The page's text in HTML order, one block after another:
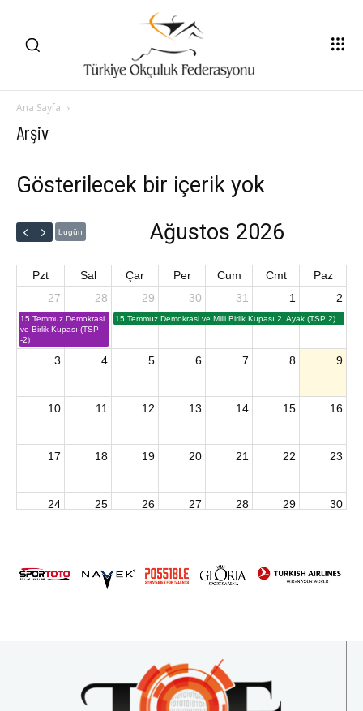
Ana Sayfa
Arşiv
Gösterilecek bir içerik yok
bugün Ağustos 2026
Pzt Sal Çar Per Cum Cmt
Paz
27
15 Temmuz Demokrasi
ve Birlik Kupası (TSP
-2)
28 29
15 Temmuz Demokrasi ve Milli Birlik Kupası 2. Ayak (TSP 2)
30 31 1 2
3 4 5 6 7 8 9
10 11 12 13 14 15 16
17 18 19 20 21 22 23
24 25 26 27 28 29 30